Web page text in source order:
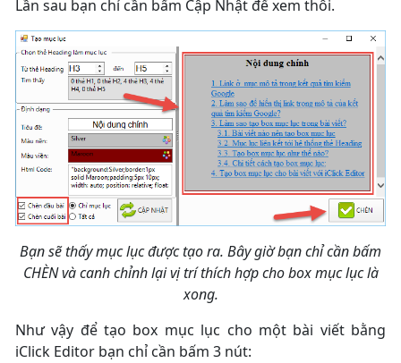
Lần sau bạn chỉ cần bấm Cập Nhật để xem thôi.
Bạn sẽ thấy mục lục được tạo ra. Bây giờ bạn chỉ cần bấm
CHÈN và canh chỉnh lại vị trí thích hợp cho box mục lục là
xong.
Như vậy để tạo box mục lục cho một bài viết bằng
iClick Editor bạn chỉ cần bấm 3 nút: